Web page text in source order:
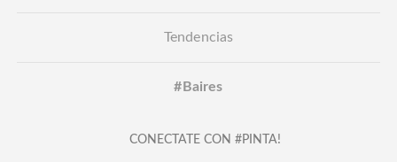
Tendencias
#Baires
CONECTATE CON #PINTA!